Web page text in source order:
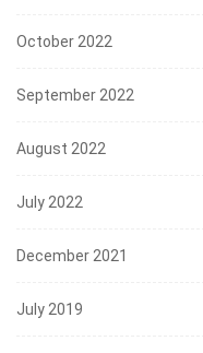
October 2022
September 2022
August 2022
July 2022
December 2021
July 2019